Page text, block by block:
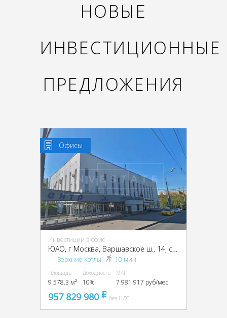
НОВЫЕ
ИНВЕСТИЦИОННЫЕ
ПРЕДЛОЖЕНИЯ
Офисы
Инвестиции в офис
ЮАО, г Москва, Варшавское ш., 14, стр. 1
Верхние Котлы 10 мин
Площадь
9 578.3 м²
Доходность
10%
МАП
7 981 917 руб/мес
957 829 980 pуббез НДС